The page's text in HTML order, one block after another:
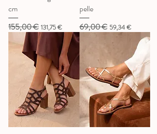
cm
Prezzo regolare
155,00 € Prezzo scontato
131,75 €
pelle
Prezzo regolare
69,00 € Prezzo scontato
59,34 €